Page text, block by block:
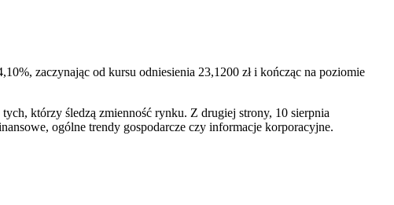
zaczynając od kursu odniesienia 23,1200 zł i kończąc na poziomie
którzy śledzą zmienność rynku. Z drugiej strony, 10 sierpnia
ogólne trendy gospodarcze czy informacje korporacyjne.